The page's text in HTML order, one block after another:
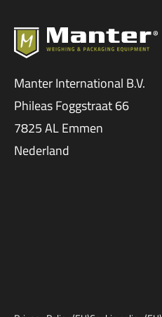
Manter International B.V.
Phileas Foggstraat 66
7825 AL Emmen
Nederland